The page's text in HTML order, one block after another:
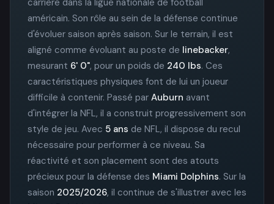
américain. Son rôle au sein de la défense continue
d'évoluer saison après saison. Sur le terrain, il est
aligné comme évoluant au poste de linebacker,
mesurant 6' 0", pour un poids de 240 lbs. Ces
caractéristiques physiques font de lui un joueur
difficile à contenir. Passé par Auburn avant
d'intégrer la NFL, il a construit progressivement son
style de jeu. Avec 5 ans de NFL, il dispose du recul
nécessaire pour performer à ce niveau. Sa
réactivité et son placement sont des atouts
précieux pour la défense des Miami Dolphins. Sur la
saison 2025/2026, il continue de s'illustrer avec les